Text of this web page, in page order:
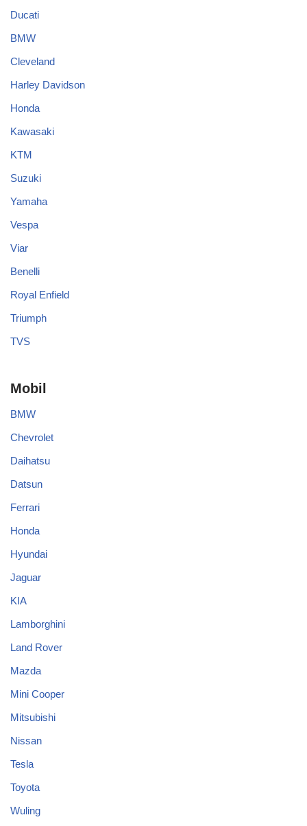
Ducati
BMW
Cleveland
Harley Davidson
Honda
Kawasaki
KTM
Suzuki
Yamaha
Vespa
Viar
Benelli
Royal Enfield
Triumph
TVS
Mobil
BMW
Chevrolet
Daihatsu
Datsun
Ferrari
Honda
Hyundai
Jaguar
KIA
Lamborghini
Land Rover
Mazda
Mini Cooper
Mitsubishi
Nissan
Tesla
Toyota
Wuling